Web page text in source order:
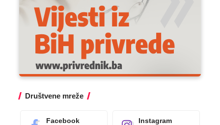
Društvene mreže
Facebook Instagram